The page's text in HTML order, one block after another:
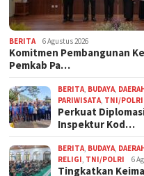
BERITA 6 Agustus 2026
Komitmen Pembangunan
Pemkab Pa…
BERITA, BUDAYA,
PARIWISATA, TNI/POLRI
Perkuat
Inspektur Kod…
BERITA, BUDAYA,
RELIGI, TNI/POLRI 6
Tingkatkan